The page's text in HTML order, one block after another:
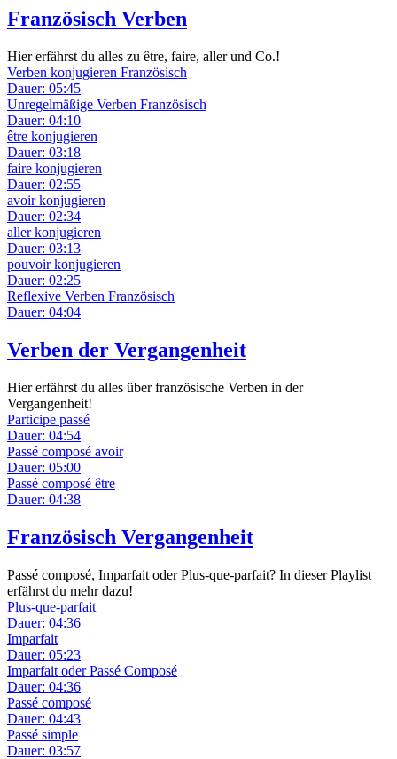
Französisch Verben
Hier erfährst du alles zu être, faire, aller und Co.!
Verben konjugieren Französisch
Dauer: 05:45
Unregelmäßige Verben Französisch
Dauer: 04:10
être konjugieren
Dauer: 03:18
faire konjugieren
Dauer: 02:55
avoir konjugieren
Dauer: 02:34
aller konjugieren
Dauer: 03:13
pouvoir konjugieren
Dauer: 02:25
Reflexive Verben Französisch
Dauer: 04:04
Verben der Vergangenheit
Hier erfährst du alles über französische Verben in der
Vergangenheit!
Participe passé
Dauer: 04:54
Passé composé avoir
Dauer: 05:00
Passé composé être
Dauer: 04:38
Französisch Vergangenheit
Passé composé, Imparfait oder Plus-que-parfait? In dieser Playlist
erfährst du mehr dazu!
Plus-que-parfait
Dauer: 04:36
Imparfait
Dauer: 05:23
Imparfait oder Passé Composé
Dauer: 04:36
Passé composé
Dauer: 04:43
Passé simple
Dauer: 03:57